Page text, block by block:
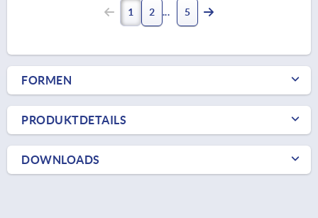
1 2 5
FORMEN
PRODUKTDETAILS
DOWNLOADS